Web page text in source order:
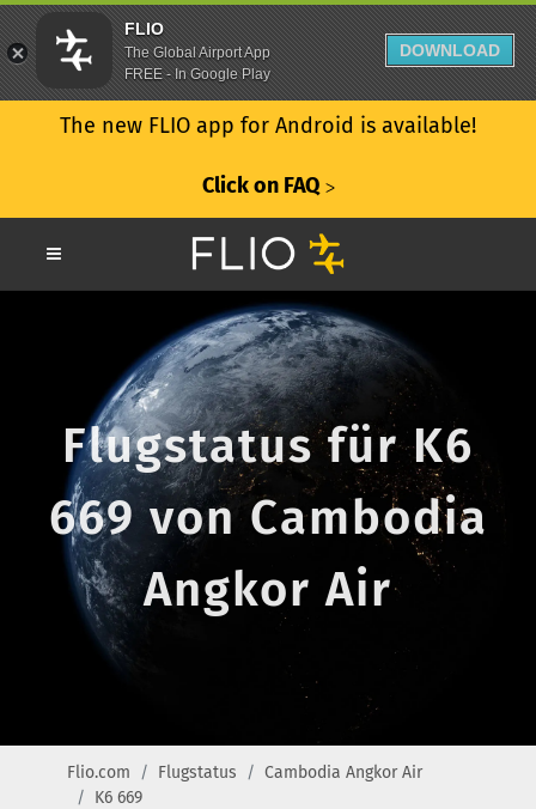
The new FLIO app for Android is available!
Click on FAQ ᐳ
Flugstatus für K6
669 von Cambodia
Angkor Air
Flio.com Flugstatus
Cambodia Angkor Air
K6 669
FLIO
The Global Airport App
FREE - In Google Play
DOWNLOAD